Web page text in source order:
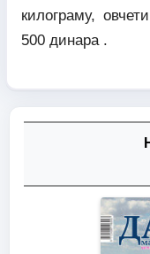
килограму,
500 динара .